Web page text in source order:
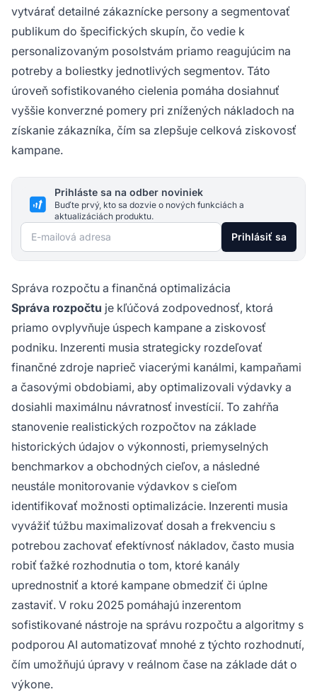
vytvárať detailné zákaznícke persony a segmentovať
publikum do špecifických skupín, čo vedie k
personalizovaným posolstvám priamo reagujúcim na
potreby a boliestky jednotlivých segmentov. Táto
úroveň sofistikovaného cielenia pomáha dosiahnuť
vyššie konverzné pomery pri znížených nákladoch na
získanie zákazníka, čím sa zlepšuje celková ziskovosť
kampane.
Prihláste sa na odber noviniek
Buďte prvý, kto sa dozvie o nových funkciách a
aktualizáciách produktu.
E-mailová adresa Prihlásiť sa
Správa rozpočtu a finančná optimalizácia
Správa rozpočtu je kľúčová zodpovednosť, ktorá
priamo ovplyvňuje úspech kampane a ziskovosť
podniku. Inzerenti musia strategicky rozdeľovať
finančné zdroje naprieč viacerými kanálmi, kampaňami
a časovými obdobiami, aby optimalizovali výdavky a
dosiahli maximálnu návratnosť investícií. To zahŕňa
stanovenie realistických rozpočtov na základe
historických údajov o výkonnosti, priemyselných
benchmarkov a obchodných cieľov, a následné
neustále monitorovanie výdavkov s cieľom
identifikovať možnosti optimalizácie. Inzerenti musia
vyvážiť túžbu maximalizovať dosah a frekvenciu s
potrebou zachovať efektívnosť nákladov, často musia
robiť ťažké rozhodnutia o tom, ktoré kanály
uprednostniť a ktoré kampane obmedziť či úplne
zastaviť. V roku 2025 pomáhajú inzerentom
sofistikované nástroje na správu rozpočtu a algoritmy s
podporou AI automatizovať mnohé z týchto rozhodnutí,
čím umožňujú úpravy v reálnom čase na základe dát o
výkone.